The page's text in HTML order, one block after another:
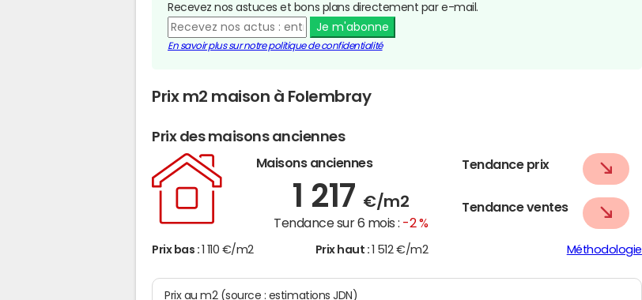
Recevez nos astuces et bons plans directement par e-mail.
Je m'abonne
En savoir plus sur notre politique de confidentialité
Prix m2 maison à Folembray
Prix des maisons anciennes
Maisons anciennes
1 217 €/m2
Tendance sur 6 mois : -2 %
Tendance prix
Tendance ventes
Prix bas : 1 110 €/m2 Prix haut : 1 512 €/m2 Méthodologie
Prix au m2 (source : estimations JDN)